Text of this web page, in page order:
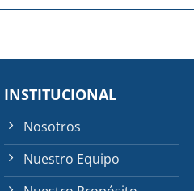
INSTITUCIONAL
Nosotros
Nuestro Equipo